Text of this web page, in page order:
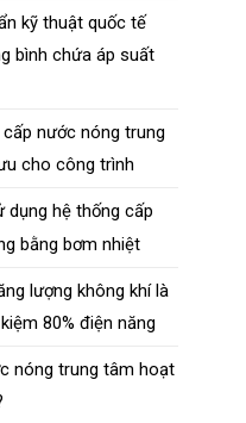
kỹ thuật quốc tế
bình chứa áp suất
nước nóng trung
cho công trình
dụng hệ thống cấp
bằng bơm nhiệt
lượng không khí là
80% điện năng
nóng trung tâm hoạt